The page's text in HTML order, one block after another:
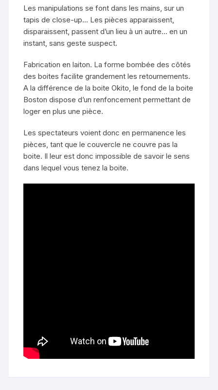
Les manipulations se font dans les mains, sur un
tapis de close-up… Les pièces apparaissent,
disparaissent, passent d’un lieu à un autre… en un
instant, sans geste suspect.
Fabrication en laiton. La forme bombée des côtés
des boites facilite grandement les retournements.
A la différence de la boite Okito, le fond de la boite
Boston dispose d’un renfoncement permettant de
loger en plus une pièce.
Les spectateurs voient donc en permanence les
pièces, tant que le couvercle ne couvre pas la
boite. Il leur est donc impossible de savoir le sens
dans lequel vous tenez la boite.